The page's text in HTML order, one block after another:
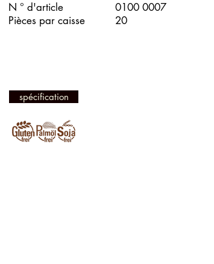
0100 0007
20
N ° d'article
Pièces par caisse
spécification